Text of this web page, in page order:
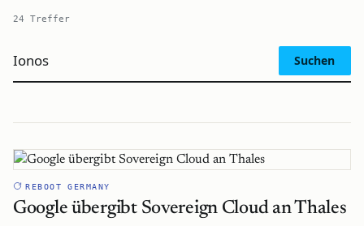
24 Treffer
Suchen
REBOOT GERMANY
Google übergibt Sovereign Cloud an Thales